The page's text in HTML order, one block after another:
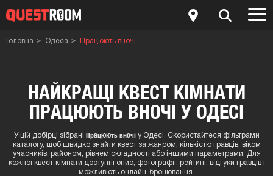
Головна Одеса Працюють вночі
НАЙКРАЩІ КВЕСТ КІМНАТИ
ПРАЦЮЮТЬ ВНОЧІ У ОДЕСІ
У цій добірці зібрані Працюють вночіу Одесі. Скористайтеся фільтрами
каталогу, щоб швидко знайти квест за жанром, кількістю гравців, віком
учасників, районом, рівнем складності або іншими параметрами. Для
кожної квест-кімнати доступні опис, фотографії, рейтинг, відгуки гравців і
можливість онлайн-бронювання.